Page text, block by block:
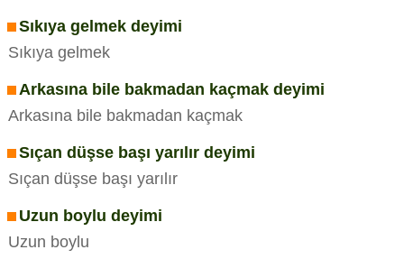
Sıkıya gelmek deyimi
Sıkıya gelmek
Arkasına bile bakmadan kaçmak deyimi
Arkasına bile bakmadan kaçmak
Sıçan düşse başı yarılır deyimi
Sıçan düşse başı yarılır
Uzun boylu deyimi
Uzun boylu